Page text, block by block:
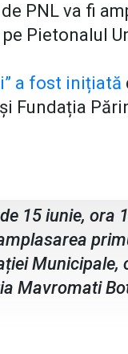
PNL va fi
pe Pietonalul
a fost inițiată
Fundația
15 iunie, ora
Municipale,
Mavromati